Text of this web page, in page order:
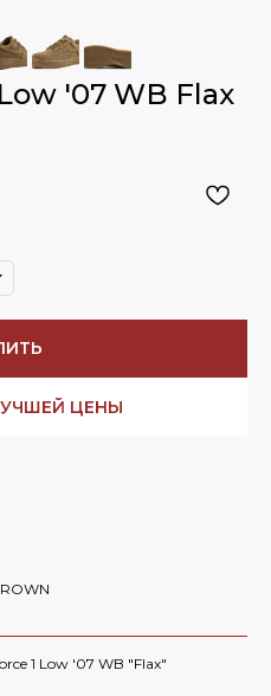
'07 WB Flax
ЦЕНЫ
1 Low '07 WB "Flax"